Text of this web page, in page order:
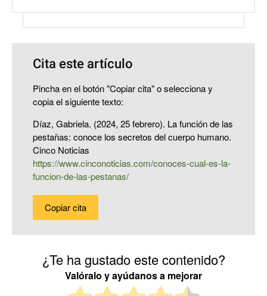
Cita este artículo
Pincha en el botón "Copiar cita" o selecciona y
copia el siguiente texto:
Díaz, Gabriela. (2024, 25 febrero). La función de las
pestañas: conoce los secretos del cuerpo humano.
Cinco Noticias
https://www.cinconoticias.com/conoces-cual-es-la-
funcion-de-las-pestanas/
Copiar cita
¿Te ha gustado este contenido?
Valóralo y ayúdanos a mejorar